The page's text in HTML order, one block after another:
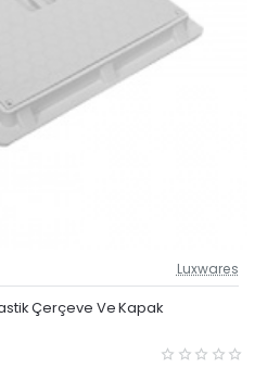
Güncel Fiyat
Luxwares
Çerçeve Ve Kapak